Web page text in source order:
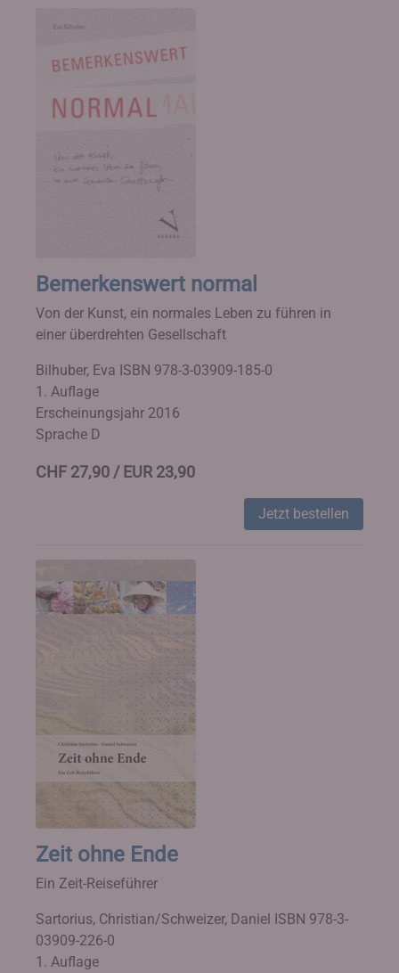
Bemerkenswert normal
Von der Kunst, ein normales Leben zu führen in
einer überdrehten Gesellschaft
Bilhuber, Eva ISBN 978-3-03909-185-0
1. Auflage
Erscheinungsjahr 2016
Sprache D
CHF 27,90 / EUR 23,90
Jetzt bestellen
Zeit ohne Ende
Ein Zeit-Reiseführer
Sartorius, Christian/Schweizer, Daniel ISBN 978-3-
03909-226-0
1. Auflage